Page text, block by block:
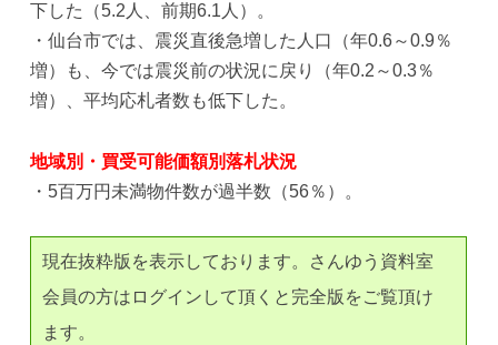
下した（5.2人、前期6.1人）。
・仙台市では、震災直後急増した人口（年0.6～0.9％
増）も、今では震災前の状況に戻り（年0.2～0.3％
増）、平均応札者数も低下した。
地域別・買受可能価額別落札状況
・5百万円未満物件数が過半数（56％）。
現在抜粋版を表示しております。さんゆう資料室
会員の方はログインして頂くと完全版をご覧頂け
ます。